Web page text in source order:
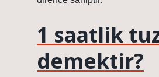
1 saatlik
demektir?